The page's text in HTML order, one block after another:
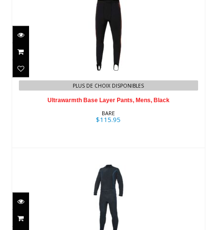
Ultrawarmth Base Layer Pants, Mens,
Black
$115.95
PLUS DE CHOIX DISPONIBLES
Ultrawarmth Base Layer Pants, Mens, Black
BARE
$115.95